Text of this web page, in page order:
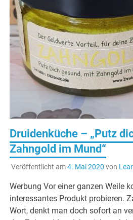
Druidenküche – „Putz
Zahngold im Mund“
Veröffentlicht am4. Mai 2020 von
Werbung Vor einer ganzen Weile
interessantes Produkt probieren.
Wort, denkt man doch sofort an